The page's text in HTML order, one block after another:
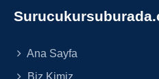
Ana Sayfa
Biz Kimiz